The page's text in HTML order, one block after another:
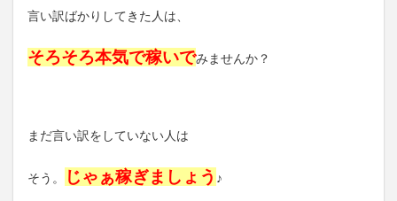
言い訳ばかりしてきた人は、
そろそろ本気で稼いでみませんか？
まだ言い訳をしていない人は
そう。 じゃぁ稼ぎましょう ♪